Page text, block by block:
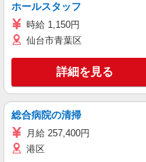
ホールスタッフ
時給 1,150円
仙台市青葉区
詳細を見る
総合病院の清掃
月給 257,400円
港区